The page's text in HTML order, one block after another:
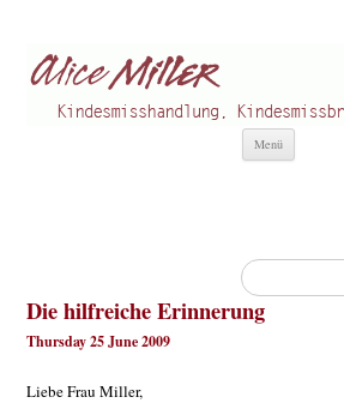
Menü
Suchen
nach:
Die hilfreiche Erinnerung
Thursday 25 June 2009
Liebe Frau Miller,